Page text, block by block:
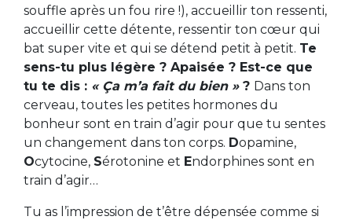
souffle après un fou rire !), accueillir ton ressenti,
accueillir cette détente, ressentir ton cœur qui
bat super vite et qui se détend petit à petit. Te
sens-tu plus légère ? Apaisée ? Est-ce que
tu te dis : « Ça m’a fait du bien »? Dans ton
cerveau, toutes les petites hormones du
bonheur sont en train d’agir pour que tu sentes
un changement dans ton corps. Dopamine,
Ocytocine, Sérotonine et Endorphines sont en
train d’agir…
Tu as l’impression de t’être dépensée comme si